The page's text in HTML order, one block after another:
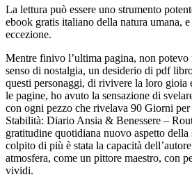
La lettura può essere uno strumento
ebook gratis italiano della natura umana,
eccezione.
Mentre finivo l’ultima pagina, non potevo
senso di nostalgia, un desiderio di pdf
questi personaggi, di rivivere la loro
le pagine, ho avuto la sensazione di
con ogni pezzo che rivelava 90 Giorni
Stabilità: Diario Ansia & Benessere –
gratitudine quotidiana nuovo aspetto
colpito di più è stata la capacità
atmosfera, come un pittore maestro, con
vividi.